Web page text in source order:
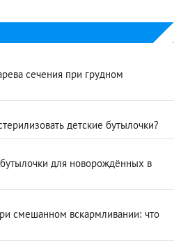
сечения при грудном
детские бутылочки?
для новорождённых в
смешанном вскармливании: что